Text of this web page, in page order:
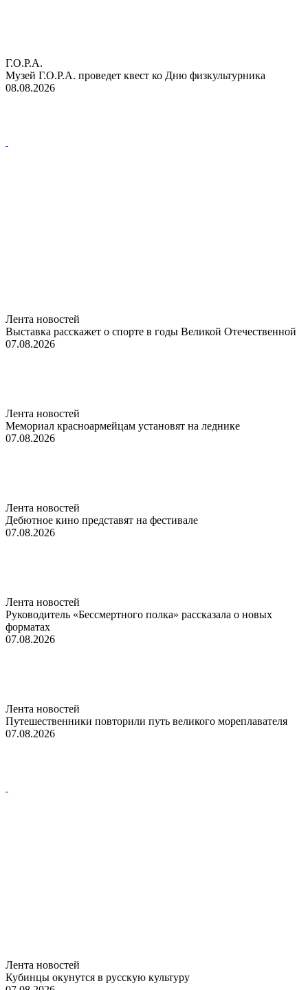
Г.О.Р.А.
Музей Г.О.Р.А. проведет квест ко Дню физкультурника
08.08.2026
Лента новостей
Выставка расскажет о спорте в годы Великой Отечественной
07.08.2026
Лента новостей
Мемориал красноармейцам установят на леднике
07.08.2026
Лента новостей
Дебютное кино представят на фестивале
07.08.2026
Лента новостей
Руководитель «Бессмертного полка» рассказала о новых
форматах
07.08.2026
Лента новостей
Путешественники повторили путь великого мореплавателя
07.08.2026
Лента новостей
Кубинцы окунутся в русскую культуру